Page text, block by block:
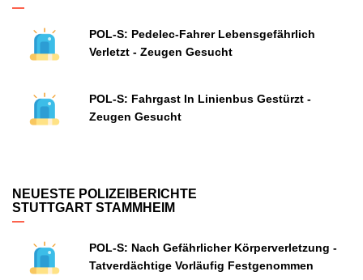
POL-S: Pedelec-Fahrer Lebensgefährlich
Verletzt - Zeugen Gesucht
POL-S: Fahrgast In Linienbus Gestürzt -
Zeugen Gesucht
NEUESTE POLIZEIBERICHTE
STUTTGART STAMMHEIM
POL-S: Nach Gefährlicher Körperverletzung -
Tatverdächtige Vorläufig Festgenommen